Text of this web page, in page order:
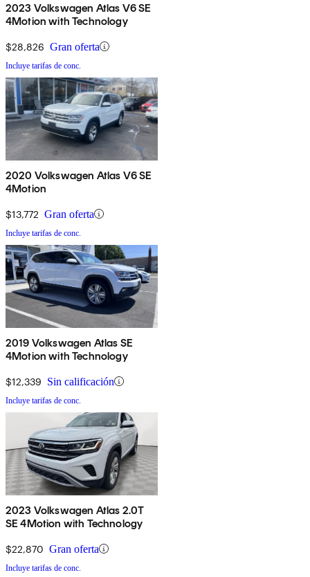
2023 Volkswagen Atlas V6 SE
4Motion with Technology
$28,826 Gran oferta
Incluye tarifas de conc.
2020 Volkswagen Atlas V6 SE
4Motion
$13,772 Gran oferta
Incluye tarifas de conc.
2019 Volkswagen Atlas SE
4Motion with Technology
$12,339 Sin calificación
Incluye tarifas de conc.
2023 Volkswagen Atlas 2.0T
SE 4Motion with Technology
$22,870 Gran oferta
Incluye tarifas de conc.